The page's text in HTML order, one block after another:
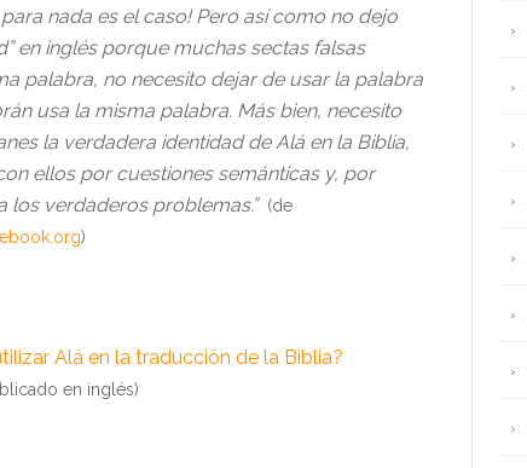
nada es el caso! Pero así como no dejo
en inglés porque muchas sectas falsas
palabra, no necesito dejar de usar la palabra
usa la misma palabra. Más bien, necesito
la verdadera identidad de Alá en la Biblia,
ellos por cuestiones semánticas y, por
los verdaderos problemas.” (de
)
Alá en la traducción de la Biblia?
en inglés)